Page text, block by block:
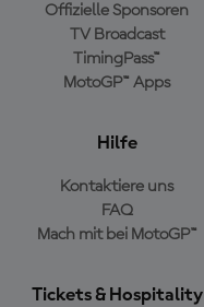
Offizielle Sponsoren
TV Broadcast
TimingPass™
MotoGP™ Apps
Hilfe
Kontaktiere uns
FAQ
Mach mit bei MotoGP™
Tickets & Hospitality